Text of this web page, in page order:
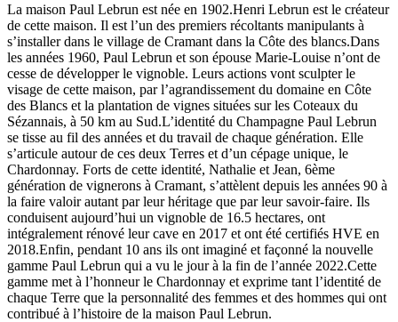
La maison Paul Lebrun est née en 1902.Henri Lebrun est le créateur
de cette maison. Il est l’un des premiers récoltants manipulants à
s’installer dans le village de Cramant dans la Côte des blancs.Dans
les années 1960, Paul Lebrun et son épouse Marie-Louise n’ont de
cesse de développer le vignoble. Leurs actions vont sculpter le
visage de cette maison, par l’agrandissement du domaine en Côte
des Blancs et la plantation de vignes situées sur les Coteaux du
Sézannais, à 50 km au Sud.L’identité du Champagne Paul Lebrun
se tisse au fil des années et du travail de chaque génération. Elle
s’articule autour de ces deux Terres et d’un cépage unique, le
Chardonnay. Forts de cette identité, Nathalie et Jean, 6ème
génération de vignerons à Cramant, s’attèlent depuis les années 90 à
la faire valoir autant par leur héritage que par leur savoir-faire. Ils
conduisent aujourd’hui un vignoble de 16.5 hectares, ont
intégralement rénové leur cave en 2017 et ont été certifiés HVE en
2018.Enfin, pendant 10 ans ils ont imaginé et façonné la nouvelle
gamme Paul Lebrun qui a vu le jour à la fin de l’année 2022.Cette
gamme met à l’honneur le Chardonnay et exprime tant l’identité de
chaque Terre que la personnalité des femmes et des hommes qui ont
contribué à l’histoire de la maison Paul Lebrun.